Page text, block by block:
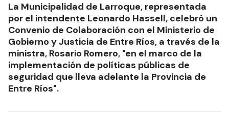
La Municipalidad de Larroque, representada
por el intendente Leonardo Hassell, celebró un
Convenio de Colaboración con el Ministerio de
Gobierno y Justicia de Entre Ríos, a través de la
ministra, Rosario Romero, "en el marco de la
implementación de políticas públicas de
seguridad que lleva adelante la Provincia de
Entre Ríos".